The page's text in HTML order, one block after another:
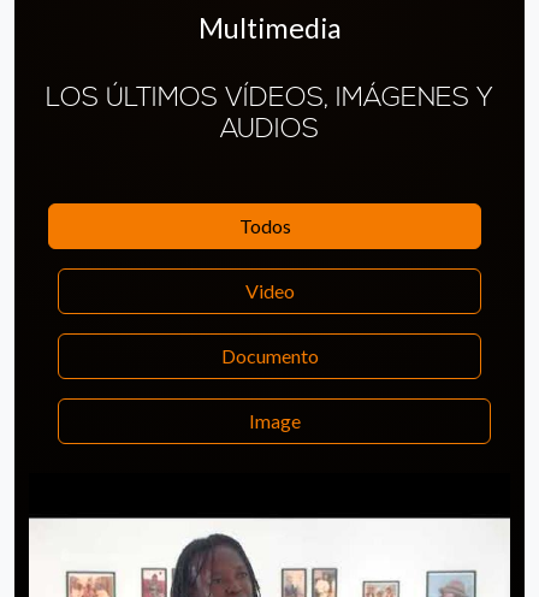
Multimedia
LOS ÚLTIMOS VÍDEOS, IMÁGENES Y
AUDIOS
Todos
Video
Documento
Image